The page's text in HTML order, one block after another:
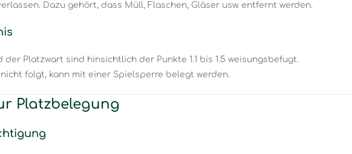
Dazu gehört, dass Müll, Flaschen, Gläser usw. entfernt werden.
Platzwart sind hinsichtlich der Punkte 1.1 bis 1.5 weisungsbefugt.
folgt, kann mit einer Spielsperre belegt werden.
Platzbelegung